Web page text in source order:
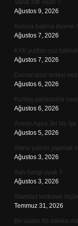
Varlık zıttı nedir ?
Ağustos 9, 2026
Kusura bakma diyene
Ağustos 7, 2026
KYK yurtları yaz
Ağustos 7, 2026
Davranışsal tedavi
Ağustos 6, 2026
Kumaş pantolonla
Ağustos 6, 2026
Avene Aqua Jel Ne İşe
Ağustos 5, 2026
Altına yatırım yapmak
Ağustos 3, 2026
Aab hangi uyak ?
Ağustos 3, 2026
Standart korkuluk
Temmuz 31, 2026
Bir saatin 60 dakika